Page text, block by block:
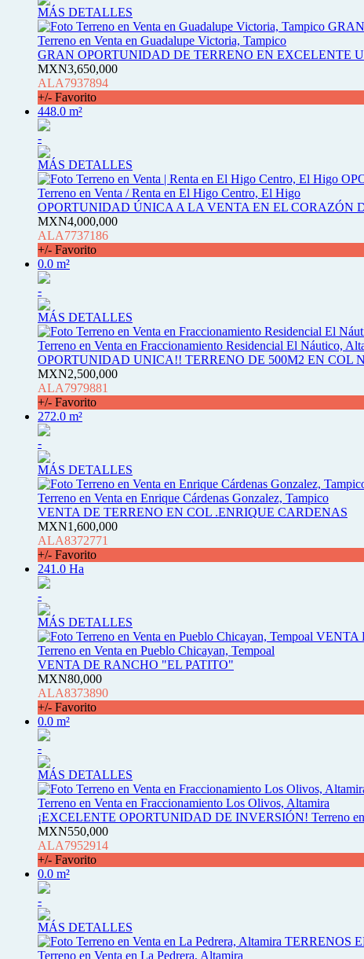
MÁS DETALLES
Terreno en Venta en Guadalupe Victoria, Tampico
GRAN OPORTUNIDAD DE TERRENO EN EXCELENTE
MXN3,650,000
ALA7937894
+/- Favorito
448.0 m²
-
MÁS DETALLES
Terreno en Venta / Renta en El Higo Centro, El Higo
OPORTUNIDAD ÚNICA A LA VENTA EN EL CORAZÓN
MXN4,000,000
ALA7737186
+/- Favorito
0.0 m²
-
MÁS DETALLES
Terreno en Venta en Fraccionamiento Residencial El Náutico,
OPORTUNIDAD UNICA!! TERRENO DE 500M2 EN COL
MXN2,500,000
ALA7979881
+/- Favorito
272.0 m²
-
MÁS DETALLES
Terreno en Venta en Enrique Cárdenas Gonzalez, Tampico
VENTA DE TERRENO EN COL .ENRIQUE CARDENAS
MXN1,600,000
ALA8372771
+/- Favorito
241.0 Ha
-
MÁS DETALLES
Terreno en Venta en Pueblo Chicayan, Tempoal
VENTA DE RANCHO "EL PATITO"
MXN80,000
ALA8373890
+/- Favorito
0.0 m²
-
MÁS DETALLES
Terreno en Venta en Fraccionamiento Los Olivos, Altamira
¡EXCELENTE OPORTUNIDAD DE INVERSIÓN! Terreno
MXN550,000
ALA7952914
+/- Favorito
0.0 m²
-
MÁS DETALLES
Terreno en Venta en La Pedrera, Altamira